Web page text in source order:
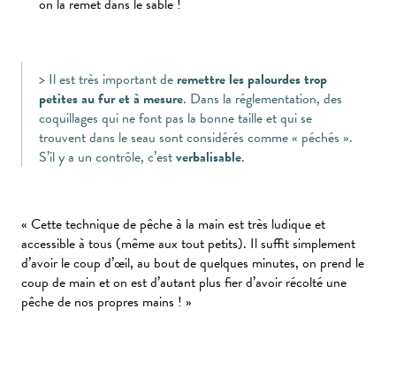
on la remet dans le sable !
> Il est très important de remettre les palourdes trop
petites au fur et à mesure. Dans la réglementation, des
coquillages qui ne font pas la bonne taille et qui se
trouvent dans le seau sont considérés comme « péchés ».
S’il y a un contrôle, c’estverbalisable.
« Cette technique de pêche à la main est très ludique et
accessible à tous (même aux tout petits). Il suffit simplement
d’avoir le coup d’œil, au bout de quelques minutes, on prend le
coup de main et on est d’autant plus fier d’avoir récolté une
pêche de nos propres mains ! »